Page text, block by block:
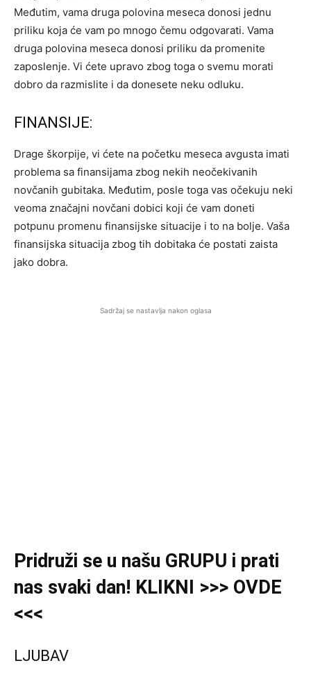
Međutim, vama druga polovina meseca donosi jednu
priliku koja će vam po mnogo čemu odgovarati. Vama
druga polovina meseca donosi priliku da promenite
zaposlenje. Vi ćete upravo zbog toga o svemu morati
dobro da razmislite i da donesete neku odluku.
FINANSIJE:
Drage škorpije, vi ćete na početku meseca avgusta imati
problema sa finansijama zbog nekih neočekivanih
novčanih gubitaka. Međutim, posle toga vas očekuju neki
veoma značajni novčani dobici koji će vam doneti
potpunu promenu finansijske situacije i to na bolje. Vaša
finansijska situacija zbog tih dobitaka će postati zaista
jako dobra.
Sadržaj se nastavlja nakon oglasa
Pridruži se u našu GRUPU i prati
nas svaki dan! KLIKNI >>> OVDE
<<<
LJUBAV